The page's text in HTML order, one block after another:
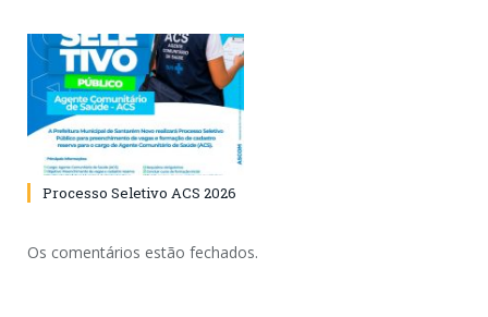
Processo Seletivo ACS 2026
Os comentários estão fechados.